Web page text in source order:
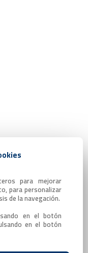
para mejorar
para personalizar
de la navegación.
en el botón
en el botón